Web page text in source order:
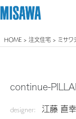
住まい
商品ラインアップ
個人のお客さま
リフォーム
HOME > 注文住宅 > ミサワ
continue-
designer: 江藤 直幸